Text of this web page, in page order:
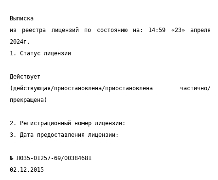
Выписка
из реестра лицензий по состоянию на: 14:59 «23» апреля
2024г.
1. Статус лицензии
Действует
(действующая/приостановлена/приостановлена частично/
прекращена)
2. Регистрационный номер лицензии:
3. Дата предоставления лицензии:
№ Л035-01257-69/00384681
02.12.2015